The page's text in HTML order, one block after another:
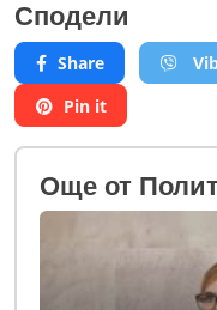
Сподели
Share
Pin it
Oще от